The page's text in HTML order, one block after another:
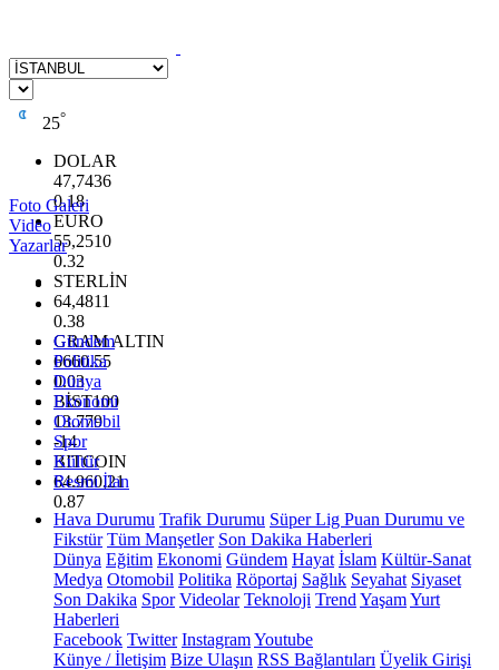
25°
DOLAR
47,7436
0.18
EURO
55,2510
0.32
STERLİN
64,4811
0.38
GRAM ALTIN
6660.55
0.03
BİST100
13.779
-14
BITCOIN
64.960,21
0.87
Foto Galeri
Video
Yazarlar
Gündem
Politika
Dünya
Ekonomi
Otomobil
Spor
Kültür
Resmi İlan
Hava Durumu Trafik Durumu Süper Lig Puan Durumu ve
Fikstür Tüm Manşetler Son Dakika Haberleri
Dünya Eğitim Ekonomi Gündem Hayat İslam Kültür-Sanat
Medya Otomobil Politika Röportaj Sağlık Seyahat Siyaset
Son Dakika Spor Videolar Teknoloji Trend YaşamYurt
Haberleri
Facebook Twitter InstagramYoutube
Künye / İletişim Bize Ulaşın RSS Bağlantıları Üyelik Girişi